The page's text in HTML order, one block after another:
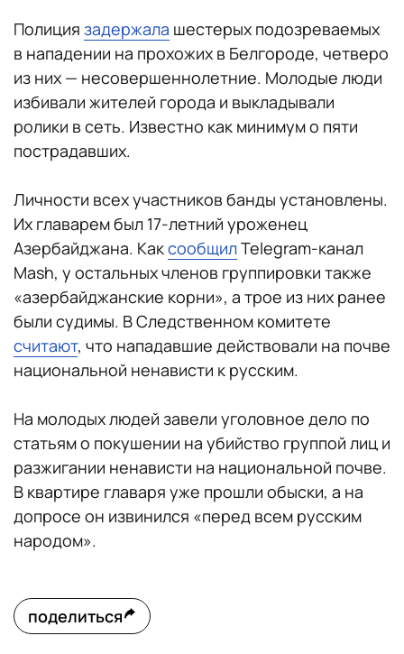
Полиция задержала шестерых подозреваемых
в нападении на прохожих в Белгороде, четверо
из них — несовершеннолетние. Молодые люди
избивали жителей города и выкладывали
ролики в сеть. Известно как минимум о пяти
пострадавших.
Личности всех участников банды установлены.
Их главарем был 17-летний уроженец
Азербайджана. КаксообщилTelegram-канал
Mash, у остальных членов группировки также
«азербайджанские корни», а трое из них ранее
были судимы. В Следственном комитете
считают, что нападавшие действовали на почве
национальной ненависти к русским.
На молодых людей завели уголовное дело по
статьям о покушении на убийство группой лиц и
разжигании ненависти на национальной почве.
В квартире главаря уже прошли обыски, а на
допросе он извинился «перед всем русским
народом».
поделиться